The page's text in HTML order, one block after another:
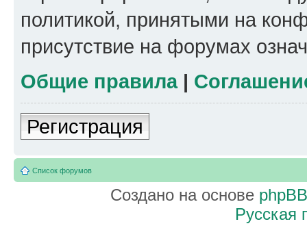
политикой, принятыми на
присутствие на форумах
Общие правила|
Регистрация
Список форумов
Создано на основе phpBB
Русская